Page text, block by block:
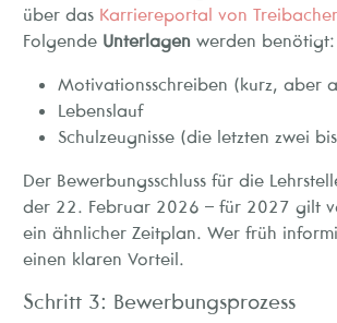
über das Karriereportal von Treibacher
Folgende Unterlagen werden benötigt:
Motivationsschreiben (kurz, aber
Lebenslauf
Schulzeugnisse (die letzten zwei
Der Bewerbungsschluss für die
der 22. Februar 2026 – für 2027 gilt
ein ähnlicher Zeitplan. Wer früh
einen klaren Vorteil.
Schritt 3: Bewerbungsprozess